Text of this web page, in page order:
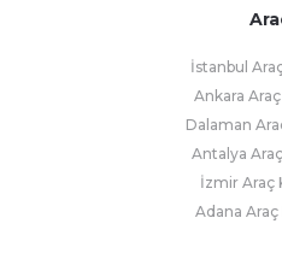
İstanbul
Ankara
Dalaman
Antalya
İzmir Araç
Adana Araç